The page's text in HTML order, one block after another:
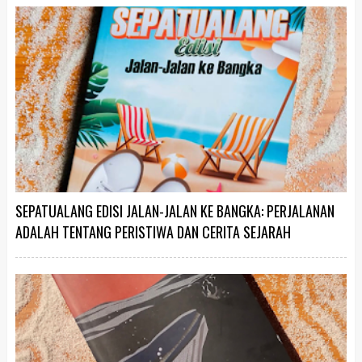
SEPATUALANG EDISI JALAN-JALAN KE BANGKA: PERJALANAN
ADALAH TENTANG PERISTIWA DAN CERITA SEJARAH